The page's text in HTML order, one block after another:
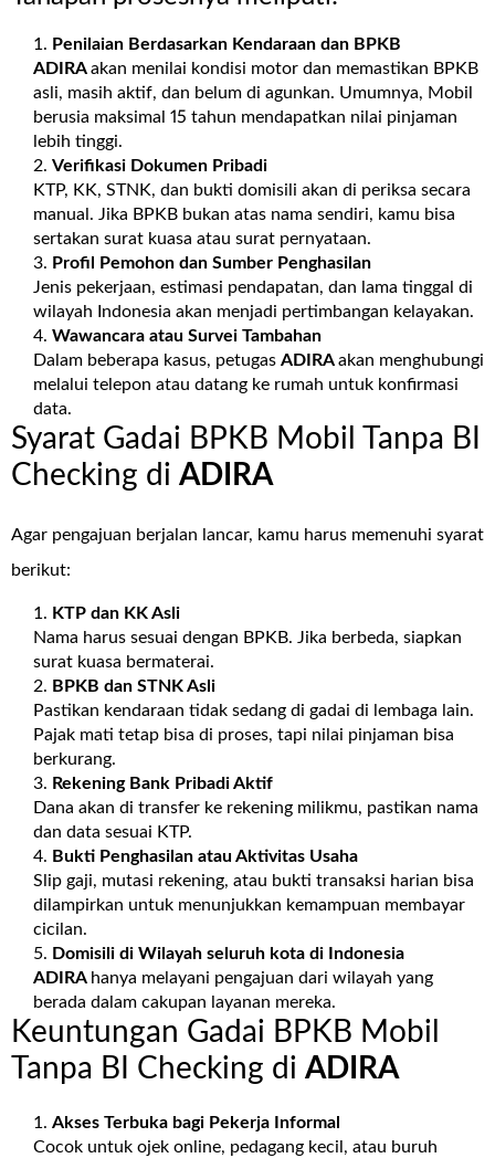
Penilaian Berdasarkan Kendaraan dan BPKB
ADIRAakan menilai kondisi motor dan memastikan BPKB
asli, masih aktif, dan belum di agunkan. Umumnya, Mobil
berusia maksimal 15 tahun mendapatkan nilai pinjaman
lebih tinggi.
Verifikasi Dokumen Pribadi
KTP, KK, STNK, dan bukti domisili akan di periksa secara
manual. Jika BPKB bukan atas nama sendiri, kamu bisa
sertakan surat kuasa atau surat pernyataan.
Profil Pemohon dan Sumber Penghasilan
Jenis pekerjaan, estimasi pendapatan, dan lama tinggal di
wilayah Indonesia akan menjadi pertimbangan kelayakan.
Wawancara atau Survei Tambahan
Dalam beberapa kasus, petugas ADIRAakan menghubungi
melalui telepon atau datang ke rumah untuk konfirmasi
data.
Syarat Gadai BPKB Mobil Tanpa BI
Checking di ADIRA
Agar pengajuan berjalan lancar, kamu harus memenuhi syarat
berikut:
KTP dan KK Asli
Nama harus sesuai dengan BPKB. Jika berbeda, siapkan
surat kuasa bermaterai.
BPKB dan STNK Asli
Pastikan kendaraan tidak sedang di gadai di lembaga lain.
Pajak mati tetap bisa di proses, tapi nilai pinjaman bisa
berkurang.
Rekening Bank Pribadi Aktif
Dana akan di transfer ke rekening milikmu, pastikan nama
dan data sesuai KTP.
Bukti Penghasilan atau Aktivitas Usaha
Slip gaji, mutasi rekening, atau bukti transaksi harian bisa
dilampirkan untuk menunjukkan kemampuan membayar
cicilan.
Domisili di Wilayah seluruh kota di Indonesia
ADIRA hanya melayani pengajuan dari wilayah yang
berada dalam cakupan layanan mereka.
Keuntungan Gadai BPKB Mobil
Tanpa BI Checking di ADIRA
Akses Terbuka bagi Pekerja Informal
Cocok untuk ojek online, pedagang kecil, atau buruh